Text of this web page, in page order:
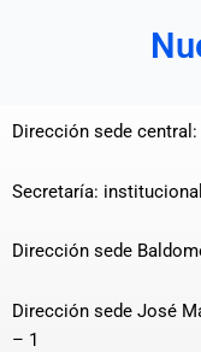
Dirección sede
Secretaría:
Dirección sede
Dirección sede José
– 1